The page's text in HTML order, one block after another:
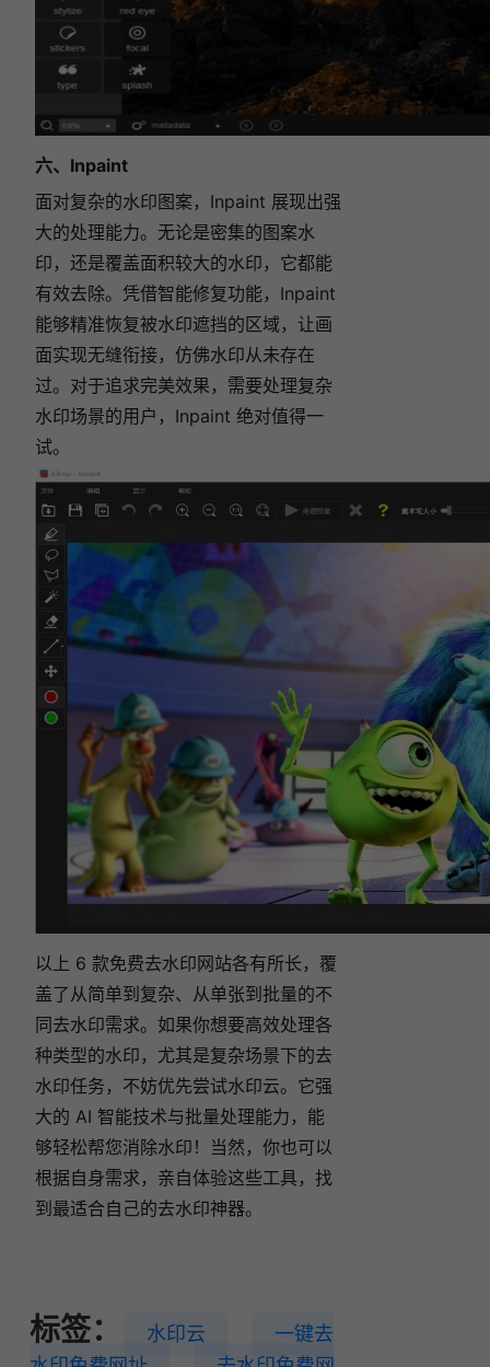
六、Inpaint
面对复杂的水印图案，Inpaint 展现出强
大的处理能力。无论是密集的图案水
印，还是覆盖面积较大的水印，它都能
有效去除。凭借智能修复功能，Inpaint
能够精准恢复被水印遮挡的区域，让画
面实现无缝衔接，仿佛水印从未存在
过。对于追求完美效果，需要处理复杂
水印场景的用户，Inpaint 绝对值得一
试。
以上 6 款免费去水印网站各有所长，覆
盖了从简单到复杂、从单张到批量的不
同去水印需求。如果你想要高效处理各
种类型的水印，尤其是复杂场景下的去
水印任务，不妨优先尝试水印云。它强
大的 AI 智能技术与批量处理能力，能
够轻松帮您消除水印！当然，你也可以
根据自身需求，亲自体验这些工具，找
到最适合自己的去水印神器。
标签： 水印云
一键去